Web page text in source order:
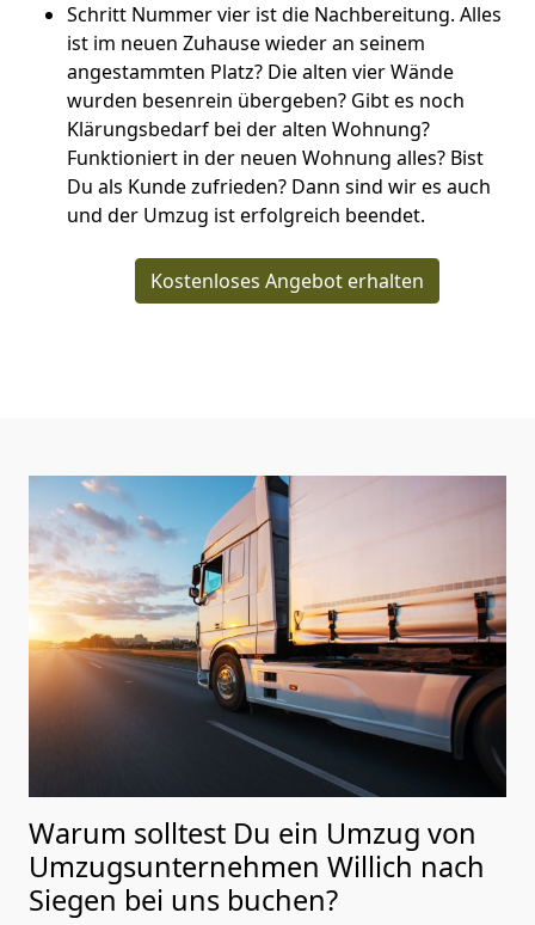
Schritt Nummer vier ist die Nachbereitung. Alles
ist im neuen Zuhause wieder an seinem
angestammten Platz? Die alten vier Wände
wurden besenrein übergeben? Gibt es noch
Klärungsbedarf bei der alten Wohnung?
Funktioniert in der neuen Wohnung alles? Bist
Du als Kunde zufrieden? Dann sind wir es auch
und der Umzug ist erfolgreich beendet.
Kostenloses Angebot erhalten
Warum solltest Du ein Umzug von
Umzugsunternehmen Willich nach
Siegen bei uns buchen?